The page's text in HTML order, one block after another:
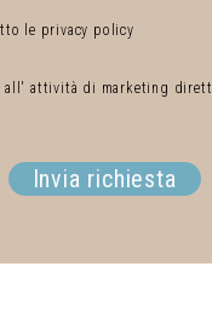
le privacy policy
all' attività di marketing
Invia richiesta